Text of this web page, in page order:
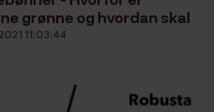
grønne og hvordan skal
11:03:44